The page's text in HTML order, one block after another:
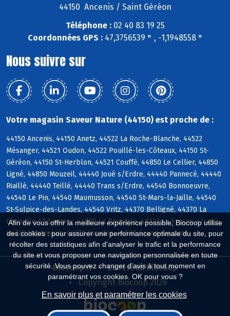
Afin de vous offrir la meilleure expérience possible, Biocoop utilise
des cookies : pour assurer une performance optimale du site, pour
récolter des statistiques afin d'analyser le trafic et la performance
du site et vous proposer une navigation personnalisée en toute
sécurité. Vous pouvez changer d'avis à tout moment en
paramétrant vos cookies. OK pour vous ?
En savoir plus et paramétrer les cookies
44150 Ancenis / Saint Géréon
Téléphone :02 40 83 19 25
Coordonnées GPS :47,3756539 ° , -1,1948558 °
Nous suivre sur
Votre magasin Saveur Nature (44150) est proche de :
44150 Ancenis, 44150 Anetz, 44522 La Roche-Blanche, 44522
Mésanger, 44521 Oudon, 44522 Pouillé-les-Côteaux, 44150 St-
Géréon, 44150 St-Herblon, 44521 Couffé, 44850 Le Cellier, 44850
Ligné, 44850 Mouzeil, 44440 Joué s/Erdre, 44440 Pannecé, 44440
Riaillé, 44440 Teillé, 44440 Trans s/Erdre, 44540 Bonnoeuvre,
44540 Le Pin, 44540 Maumusson, 44540 St-Mars-la-Jaille, 44540
St-Sulpice-des-Landes, 44540 Vritz, 44370 Belligné, 44370 La
Chapelle-St-Sauveur, 44370 La Rouxière, 49123 Le Fresne s/Loire,
44370 Montrelais, 44370 Varades, 44520 Grand-Auverné
Biocoop.fr
Le réseau Biocoop
Copyright Biocoop 2026